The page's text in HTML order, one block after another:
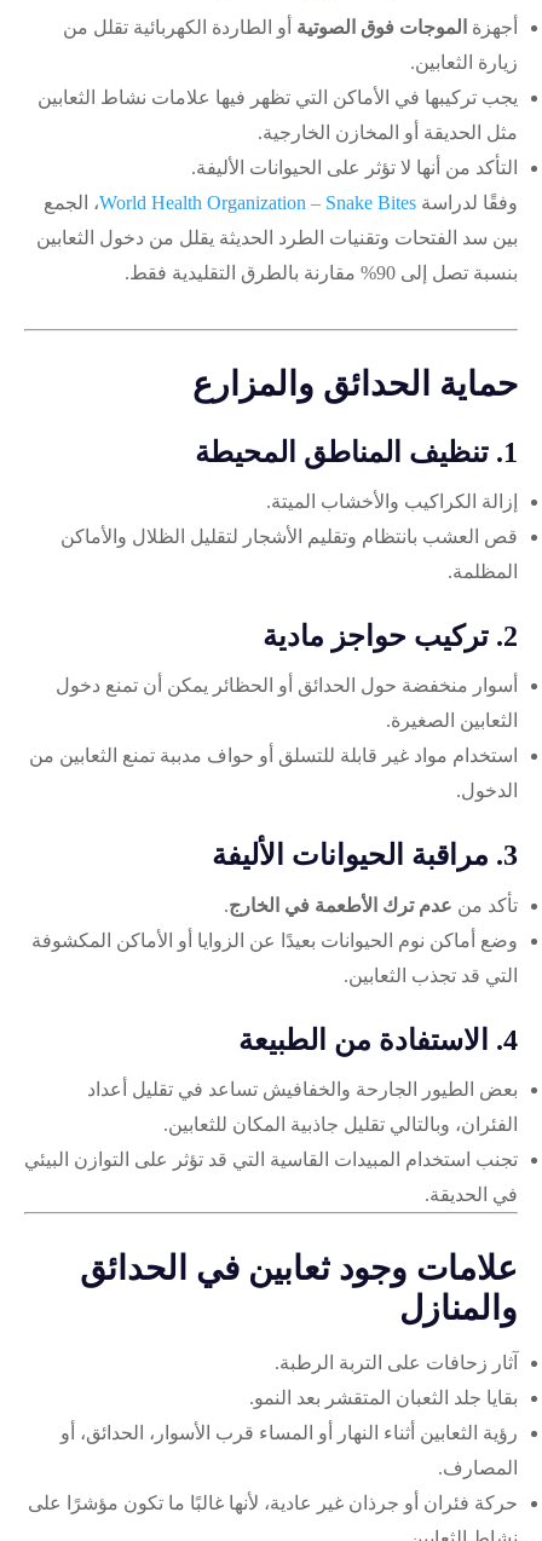
أجهزة الموجات فوق الصوتية أو الطاردة الكهربائية تقلل من
زيارة الثعابين.
يجب تركيبها في الأماكن التي تظهر فيها علامات نشاط الثعابين
مثل الحديقة أو المخازن الخارجية.
التأكد من أنها لا تؤثر على الحيوانات الأليفة.
وفقًا لدراسة World Health Organization – Snake Bites، الجمع
بين سد الفتحات وتقنيات الطرد الحديثة يقلل من دخول الثعابين
بنسبة تصل إلى 90% مقارنة بالطرق التقليدية فقط.
حماية الحدائق والمزارع
1. تنظيف المناطق المحيطة
إزالة الكراكيب والأخشاب الميتة.
قص العشب بانتظام وتقليم الأشجار لتقليل الظلال والأماكن
المظلمة.
2. تركيب حواجز مادية
أسوار منخفضة حول الحدائق أو الحظائر يمكن أن تمنع دخول
الثعابين الصغيرة.
استخدام مواد غير قابلة للتسلق أو حواف مدببة تمنع الثعابين من
الدخول.
3. مراقبة الحيوانات الأليفة
تأكد من عدم ترك الأطعمة في الخارج.
وضع أماكن نوم الحيوانات بعيدًا عن الزوايا أو الأماكن المكشوفة
التي قد تجذب الثعابين.
4. الاستفادة من الطبيعة
بعض الطيور الجارحة والخفافيش تساعد في تقليل أعداد
الفئران، وبالتالي تقليل جاذبية المكان للثعابين.
تجنب استخدام المبيدات القاسية التي قد تؤثر على التوازن البيئي
في الحديقة.
علامات وجود ثعابين في الحدائق
والمنازل
آثار زحافات على التربة الرطبة.
بقايا جلد الثعبان المتقشر بعد النمو.
رؤية الثعابين أثناء النهار أو المساء قرب الأسوار، الحدائق، أو
المصارف.
حركة فئران أو جرذان غير عادية، لأنها غالبًا ما تكون مؤشرًا على